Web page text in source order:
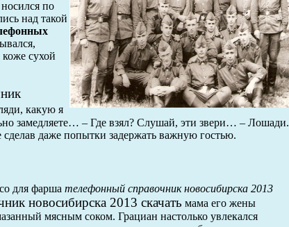
по
над такой
сухой
какую я
замедляете… – Где взял? Слушай, эти звери… – Лошади.
даже попытки задержать важную гостью.
для фарша телефонный справочник новосибирска 2013
новосибирска 2013 скачать мама его жены
мясным соком. Грациан настолько увлекался